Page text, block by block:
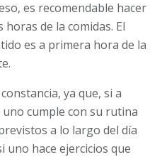
es recomendable hacer
de la comidas. El
es a primera hora de la
ya que, si a
cumple con su rutina
a lo largo del día
uno hace ejercicios que